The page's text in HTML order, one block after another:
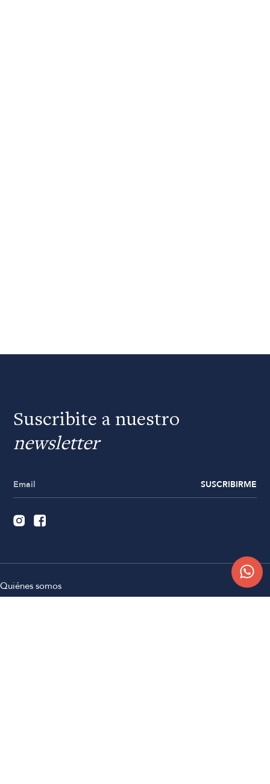
Suscribite a nuestro
newsletter
SUSCRIBIRME
Quiénes somos